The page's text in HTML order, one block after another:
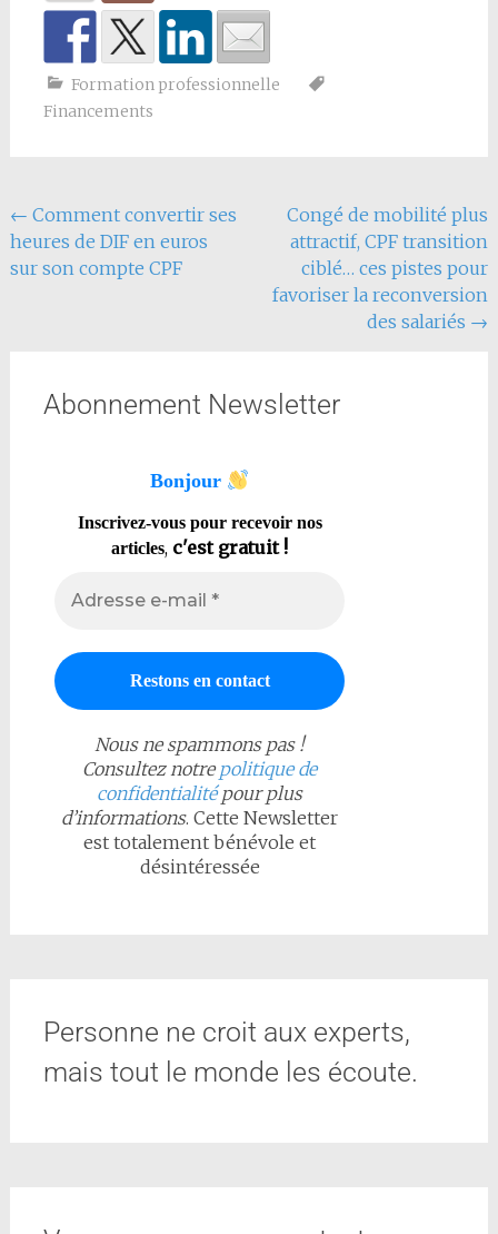
Formation professionnelle
Financements
← Comment convertir ses
heures de DIF en euros
sur son compte CPF
Congé de mobilité plus
attractif, CPF transition
ciblé… ces pistes pour
favoriser la reconversion
des salariés →
Abonnement Newsletter
Bonjour
Inscrivez-vous pour recevoir nos
articles, c'est gratuit !
Nous ne spammons pas !
Consultez notrepolitique de
confidentialitépour plus
d’informations. Cette Newsletter
est totalement bénévole et
désintéressée
Personne ne croit aux experts,
mais tout le monde les écoute.